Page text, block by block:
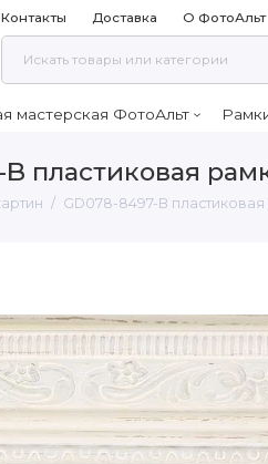
Контакты Доставка О ФотоАльт
мастерская ФотоАльт
пластиковая
GD078-8497-B